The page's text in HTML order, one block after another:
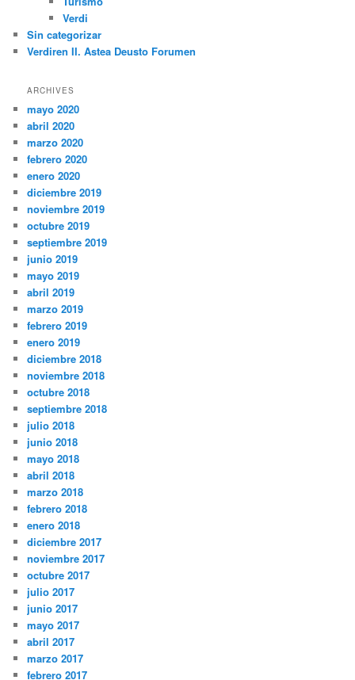
Verdi
Sin categorizar
Verdiren II. Astea Deusto Forumen
ARCHIVES
mayo 2020
abril 2020
marzo 2020
febrero 2020
enero 2020
diciembre 2019
noviembre 2019
octubre 2019
septiembre 2019
junio 2019
mayo 2019
abril 2019
marzo 2019
febrero 2019
enero 2019
diciembre 2018
noviembre 2018
octubre 2018
septiembre 2018
julio 2018
junio 2018
mayo 2018
abril 2018
marzo 2018
febrero 2018
enero 2018
diciembre 2017
noviembre 2017
octubre 2017
julio 2017
junio 2017
mayo 2017
abril 2017
marzo 2017
febrero 2017